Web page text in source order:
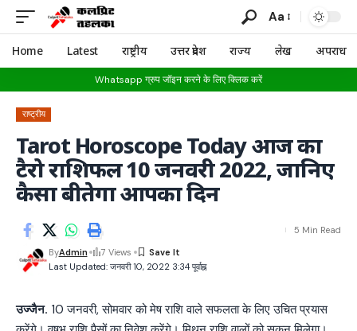
Aa
Home Latest राष्ट्रीय उत्तर प्रदेश राज्य लेख अपराध
Whatsapp ग्रुप जॉइन करने के लिए क्लिक करें
राष्ट्रीय
Tarot Horoscope Today आज का
टैरो राशिफल 10 जनवरी 2022, जानिए
कैसा बीतेगा आपका दिन
Last Updated: जनवरी 10, 2022 3:34 पूर्वाह्न
ByAdmin 7 Views
5 Min Read
उज्जैन. 10 जनवरी, सोमवार को मेष राशि वाले सफलता के लिए उचित प्रयास